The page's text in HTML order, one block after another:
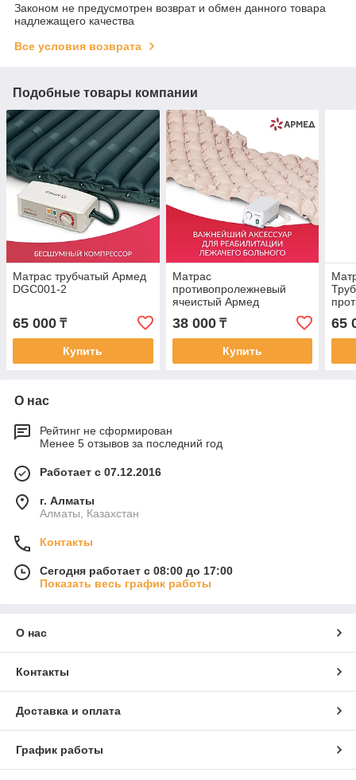
Законом не предусмотрен возврат и обмен данного товара
надлежащего качества
Все условия возврата
Подобные товары компании
Матрас трубчатый Армед
DGC001-2
65 000 ₸
Купить
Матрас
противопролежневый
ячеистый Армед
38 000₸
Купить
65
О нас
Рейтинг не сформирован
Менее 5 отзывов за последний год
Работает с 07.12.2016
г. Алматы
Алматы, Казахстан
Контакты
Сегодня работает с 08:00 до 17:00
Показать весь график работы
О нас
Контакты
Доставка и оплата
График работы